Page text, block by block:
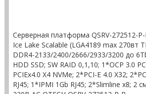
Серверная платформа QSRV-272512-
Ice Lake Scalable (LGA4189 max 270вт
DDR4-2133/2400/2666/2933/3200 до
HDD SSD; SW RAID 0,1,10; 1*OCP 3.0
PCIEx4.0 X4 NVMe; 2*PCI-E 4.0 X32;
RJ45; 1*IPMI 1Gb RJ45; 2*Slimline x8; 2